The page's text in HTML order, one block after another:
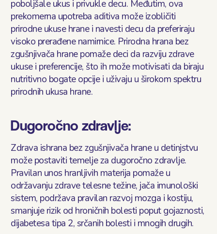
poboljšale ukus i privukle decu. Međutim, ova
prekomerna upotreba aditiva može izobličiti
prirodne ukuse hrane i navesti decu da preferiraju
visoko prerađene namirnice. Prirodna hrana bez
zgušnjivača hrane pomaže deci da razviju zdrave
ukuse i preferencije, što ih može motivisati da biraju
nutritivno bogate opcije i uživaju u širokom spektru
prirodnih ukusa hrane.
Dugoročno zdravlje:
Zdrava ishrana bez zgušnjivača hrane u detinjstvu
može postaviti temelje za dugoročno zdravlje.
Pravilan unos hranljivih materija pomaže u
održavanju zdrave telesne težine, jača imunološki
sistem, podržava pravilan razvoj mozga i kostiju,
smanjuje rizik od hroničnih bolesti poput gojaznosti,
dijabetesa tipa 2, srčanih bolesti i mnogih drugih.